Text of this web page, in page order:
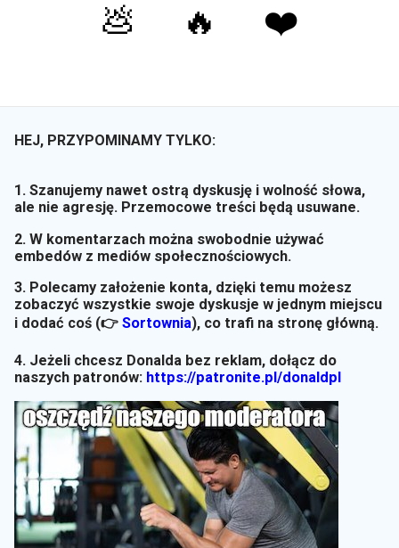
💩 🔥 ❤️
HEJ, PRZYPOMINAMY TYLKO:
1. Szanujemy nawet ostrą dyskusję i wolność słowa,
ale nie agresję. Przemocowe treści będą usuwane.
2. W komentarzach można swobodnie używać
embedów z mediów społecznościowych.
3. Polecamy założenie konta, dzięki temu możesz
zobaczyć wszystkie swoje dyskusje w jednym miejscu
i dodać coś (👉 Sortownia), co trafi na stronę główną.
4. Jeżeli chcesz Donalda bez reklam, dołącz do
naszych patronów: https://patronite.pl/donaldpl